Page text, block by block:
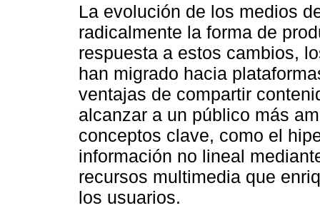
La evolución de los medios
radicalmente la forma de
respuesta a estos cambios,
han migrado hacia
ventajas de compartir
alcanzar a un público más
conceptos clave, como el
información no lineal
recursos multimedia que
los usuarios.